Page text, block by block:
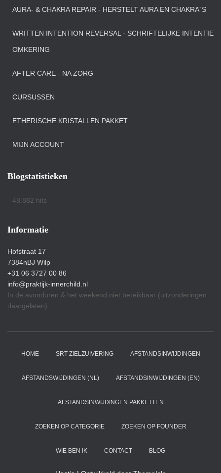
AURA- & CHAKRA REPAIR - HERSTELT AURA EN CHAKRA´S
WRITTEN INTENTION REVERSAL - SCHRIFTELIJKE INTENTIE
OMKERING
AFTER CARE - NA ZORG
CURSUSSEN
ETHERISCHE KRISTALLEN PAKKET
MIJN ACCOUNT
Blogstatistieken
48.882 hits
Informatie
Hofstraat 17
7384nBJ Wilp
+31 06 3727 00 86
info@praktijk-innerchild.nl
In de avonduren & het weekend niet bereikbaar (uitzonderingen
daargelaten).
HOME SRT ZIELZUIVERING AFSTANDSINWIJDINGEN
AFSTANDSWIJDINGEN (NL) AFSTANDSINWIJDINGEN (EN)
AFSTANDSINWIJDINGEN PAKKETTEN
ZOEKEN OP CATEGORIE ZOEKEN OP FOUNDER
WIE BEN IK CONTACT BLOG